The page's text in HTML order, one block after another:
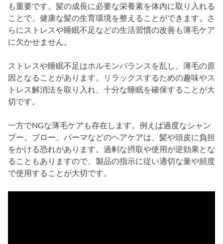
も重要です。髪の成長に必要な栄養素を体内に取り入れる
ことで、健康な髪の生育環境を整えることができます。さ
らにストレスや睡眠不足などの生活習慣の改善も薄毛ケア
に欠かせません。
ストレスや睡眠不足はホルモンバランスを乱し、薄毛の原
因となることがあります。リラックスするための趣味やス
トレス解消法を取り入れ、十分な睡眠を確保することが大
切です。
一方でNGな薄毛ケアも存在します。例えば過度なシャン
プー、ブロー、パーマなどのヘアケアは、髪や頭皮に負担
をかける恐れがあります。過剰な摂取や使用が逆効果とな
ることもありますので、製品の指示に従い適切な量や頻度
で使用することが大切です。